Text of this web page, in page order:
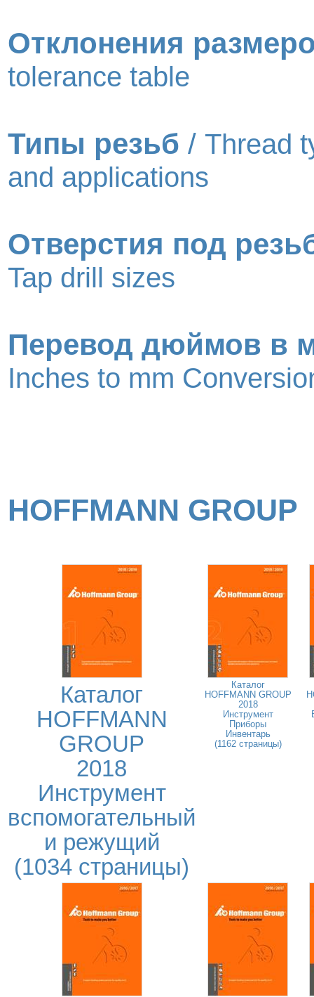
Отклонения
tolerance table
Типы резьб / Thread
and applications
Отверстия под
Tap drill sizes
Перевод дюймов в
Inches to mm
HOFFMANN GROUP
Каталог
HOFFMANN
GROUP
2018
Инструмент
вспомогательный
и режущий
(1034 страницы)
Каталог
HOFFMANN GROUP
2018
Инструмент
Приборы
Инвентарь
(1162 страницы)